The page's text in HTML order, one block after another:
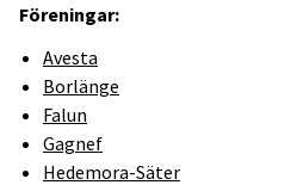
Föreningar:
Avesta
Borlänge
Falun
Gagnef
Hedemora-Säter